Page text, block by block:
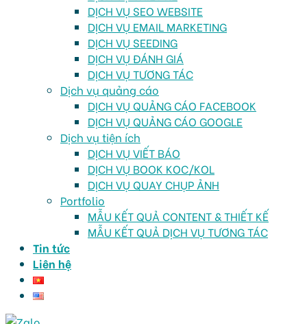
DỊCH VỤ SEO WEBSITE
DỊCH VỤ EMAIL MARKETING
DỊCH VỤ SEEDING
DỊCH VỤ ĐÁNH GIÁ
DỊCH VỤ TƯƠNG TÁC
Dịch vụ quảng cáo
DỊCH VỤ QUẢNG CÁO FACEBOOK
DỊCH VỤ QUẢNG CÁO GOOGLE
Dịch vụ tiện ích
DỊCH VỤ VIẾT BÁO
DỊCH VỤ BOOK KOC/KOL
DỊCH VỤ QUAY CHỤP ẢNH
Portfolio
MẪU KẾT QUẢ CONTENT & THIẾT KẾ
MẪU KẾT QUẢ DỊCH VỤ TƯƠNG TÁC
Tin tức
Liên hệ